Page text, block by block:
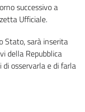
successivo a
Ufficiale.
Stato, sarà inserita
della Repubblica
osservarla e di farla